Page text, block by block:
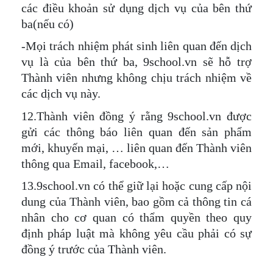
các điều khoản sử dụng dịch vụ của bên thứ
ba(nếu có)
-Mọi trách nhiệm phát sinh liên quan đến dịch
vụ là của bên thứ ba, 9school.vn sẽ hỗ trợ
Thành viên nhưng không chịu trách nhiệm về
các dịch vụ này.
12.Thành viên đồng ý rằng 9school.vn được
gửi các thông báo liên quan đến sản phẩm
mới, khuyến mại, … liên quan đến Thành viên
thông qua Email, facebook,…
13.9school.vn có thể giữ lại hoặc cung cấp nội
dung của Thành viên, bao gồm cả thông tin cá
nhân cho cơ quan có thẩm quyền theo quy
định pháp luật mà không yêu cầu phải có sự
đồng ý trước của Thành viên.